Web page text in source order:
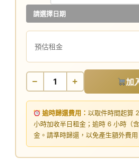
請選擇日期
預估租金
− + 加
逾時歸還費用：以取件時間起算
小時加收半日租金；逾時 6 小時（
金。請準時歸還，以免產生額外費用